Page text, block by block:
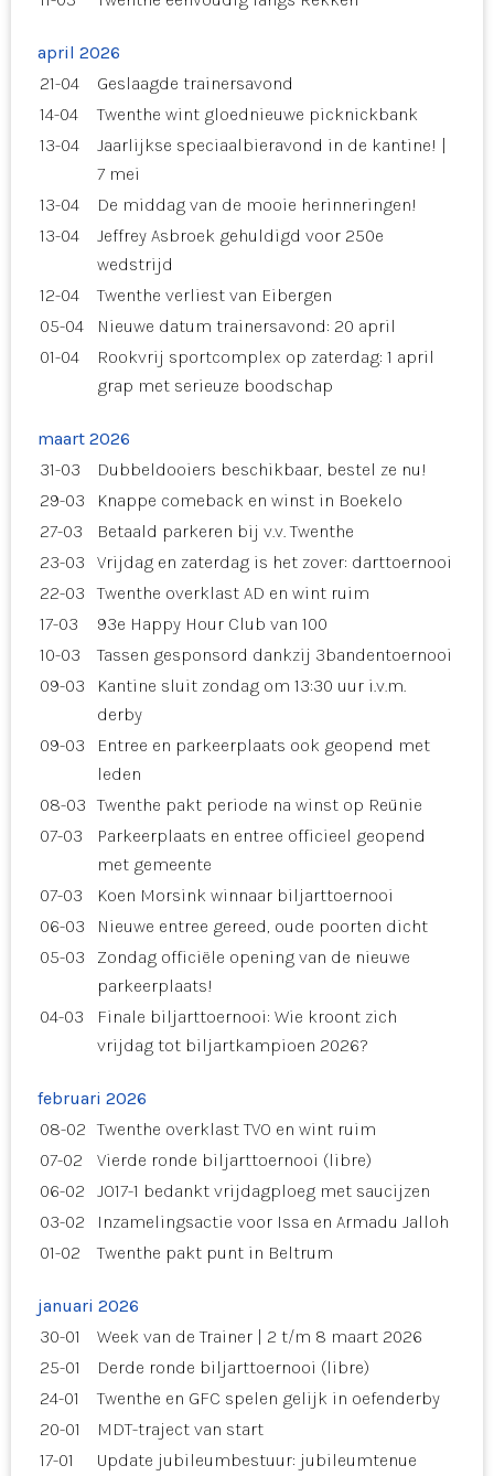
april 2026
21-04
Geslaagde trainersavond
14-04
Twenthe wint gloednieuwe picknickbank
13-04
Jaarlijkse speciaalbieravond in de kantine! |
7 mei
13-04
De middag van de mooie herinneringen!
13-04
Jeffrey Asbroek gehuldigd voor 250e
wedstrijd
12-04
Twenthe verliest van Eibergen
05-04
Nieuwe datum trainersavond: 20 april
01-04
Rookvrij sportcomplex op zaterdag: 1 april
grap met serieuze boodschap
maart 2026
31-03
Dubbeldooiers beschikbaar, bestel ze nu!
29-03
Knappe comeback en winst in Boekelo
27-03
Betaald parkeren bij v.v. Twenthe
23-03
Vrijdag en zaterdag is het zover: darttoernooi
22-03
Twenthe overklast AD en wint ruim
17-03
93e Happy Hour Club van 100
10-03
Tassen gesponsord dankzij 3bandentoernooi
09-03
Kantine sluit zondag om 13:30 uur i.v.m.
derby
09-03
Entree en parkeerplaats ook geopend met
leden
08-03 Twenthe pakt periode na winst op Reünie
07-03
Parkeerplaats en entree officieel geopend
met gemeente
07-03
Koen Morsink winnaar biljarttoernooi
06-03
Nieuwe entree gereed, oude poorten dicht
05-03
Zondag officiële opening van de nieuwe
parkeerplaats!
04-03
Finale biljarttoernooi: Wie kroont zich
vrijdag tot biljartkampioen 2026?
februari 2026
08-02 Twenthe overklast TVO en wint ruim
07-02
Vierde ronde biljarttoernooi (libre)
06-02
JO17-1 bedankt vrijdagploeg met saucijzen
03-02
Inzamelingsactie voor Issa en Armadu Jalloh
01-02
Twenthe pakt punt in Beltrum
januari 2026
30-01
Week van de Trainer | 2 t/m 8 maart 2026
25-01
Derde ronde biljarttoernooi (libre)
24-01
Twenthe en GFC spelen gelijk in oefenderby
20-01
MDT-traject van start
17-01
Update jubileumbestuur: jubileumtenue